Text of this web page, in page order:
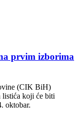
prvim izborima
(CIK BiH)
listića koji će biti
oktobar.